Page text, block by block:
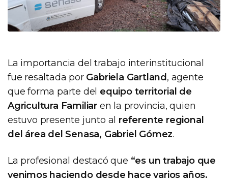
La importancia del trabajo interinstitucional
fue resaltada por Gabriela Gartland , agente
que forma parte del equipo territorial de
Agricultura Familiar en la provincia, quien
estuvo presente junto al referente regional
del área del Senasa, Gabriel Gómez.
La profesional destacó que “es un trabajo que
venimos haciendo desde hace varios años.